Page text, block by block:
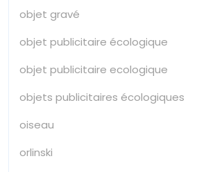
objet gravé
objet publicitaire écologique
objet publicitaire ecologique
objets publicitaires écologiques
oiseau
orlinski